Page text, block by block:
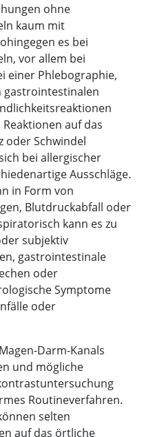
ohne
kaum mit
es bei
vor allem bei
einer Phlebographie,
gastrointestinalen
auf das
oder Schwindel
bei allergischer
Ausschläge.
in Form von
Blutdruckabfall oder
kann es zu
subjektiv
gastrointestinale
oder
Symptome
oder
Darm-Kanals
und mögliche
Routineverfahren.
selten
auf das örtliche